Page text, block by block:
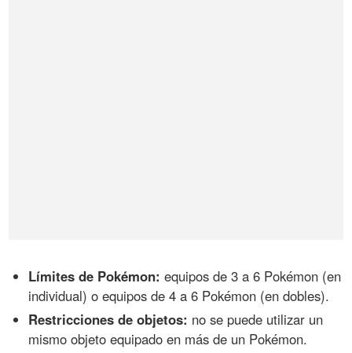
Límites de Pokémon: equipos de 3 a 6 Pokémon (en
individual) o equipos de 4 a 6 Pokémon (en dobles).
Restricciones de objetos: no se puede utilizar un
mismo objeto equipado en más de un Pokémon.